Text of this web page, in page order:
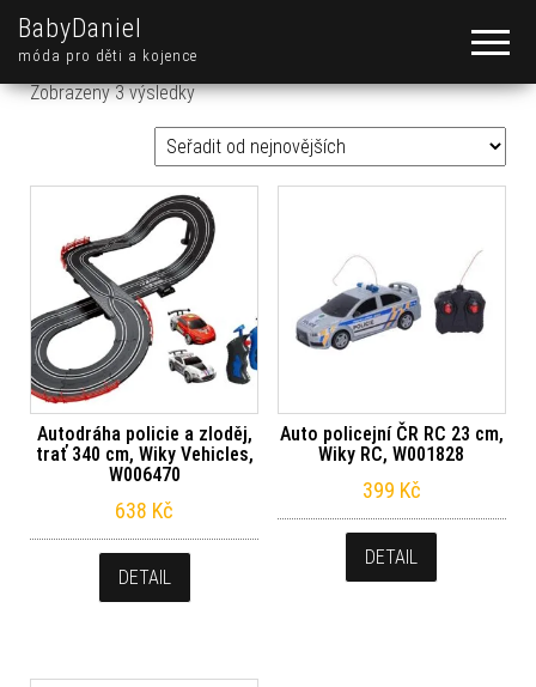
BabyDaniel
móda pro děti a kojence
Zobrazeny 3 výsledkySeřazeno od nejnovějších
Autodráha policie a zloděj,
trať 340 cm, Wiky Vehicles,
W006470
638 Kč
DETAIL
Auto policejní ČR RC 23 cm,
Wiky RC, W001828
399 Kč
DETAIL